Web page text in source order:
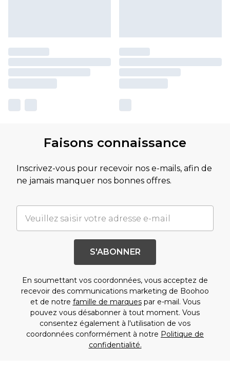
Faisons connaissance
Inscrivez-vous pour recevoir nos e-mails, afin de
ne jamais manquer nos bonnes offres.
S'ABONNER
En soumettant vos coordonnées, vous acceptez de
recevoir des communications marketing de Boohoo
et de notre famille de marquespar e-mail. Vous
pouvez vous désabonner à tout moment. Vous
consentez également à l'utilisation de vos
coordonnées conformément à notre Politique de
confidentialité.